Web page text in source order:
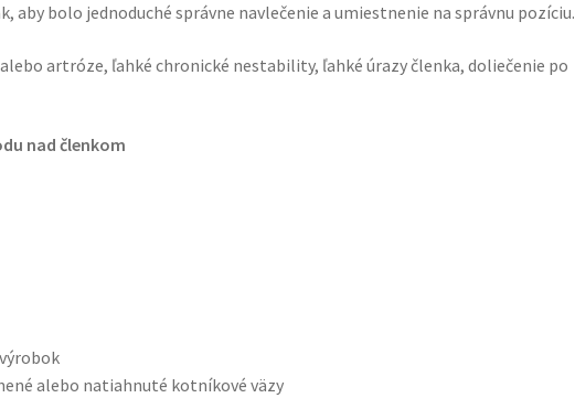
aby bolo jednoduché správne navlečenie a umiestnenie na správnu pozíciu.
artróze, ľahké chronické nestability, ľahké úrazy členka, doliečenie po
nad členkom
alebo natiahnuté kotníkové väzy